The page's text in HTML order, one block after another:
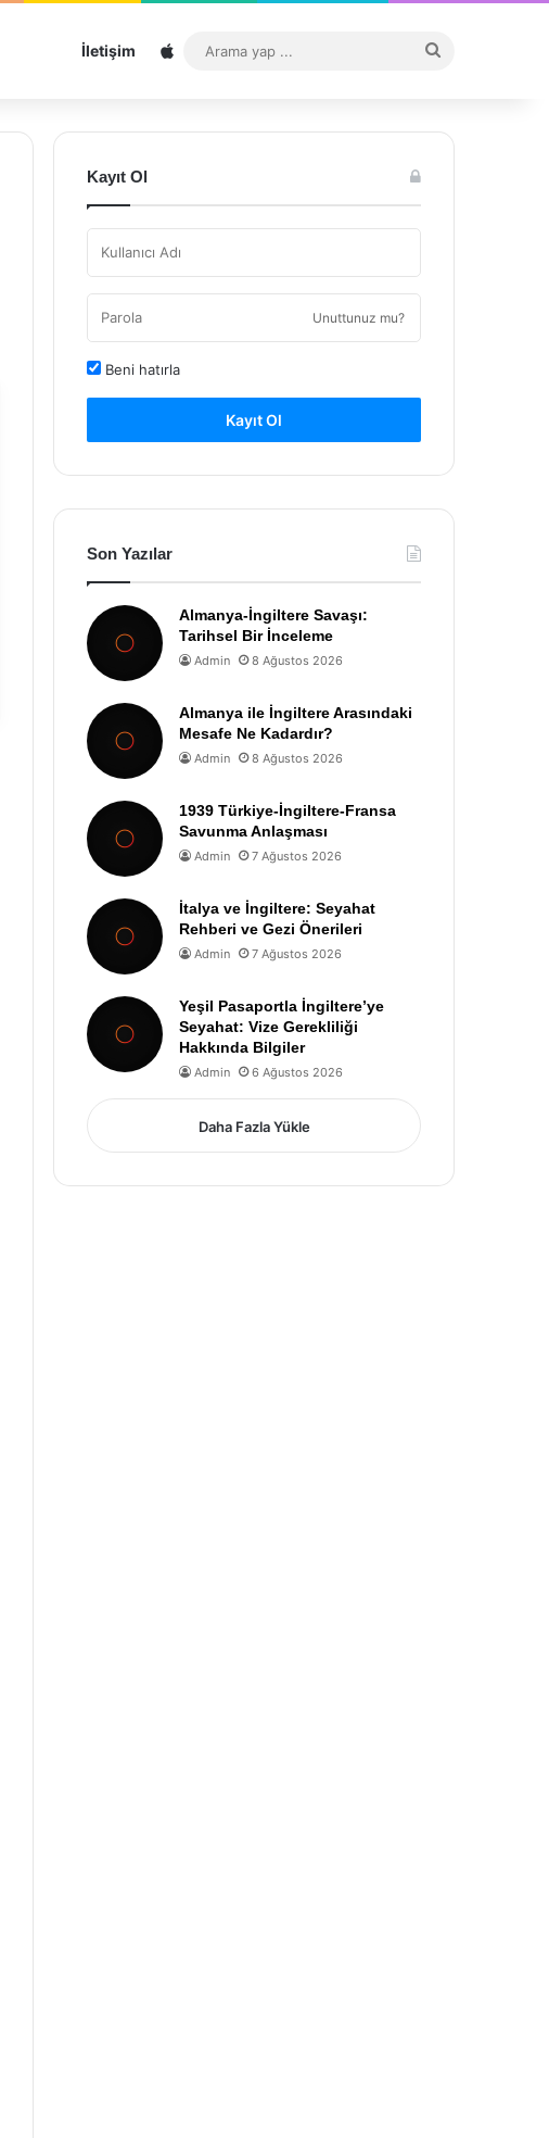
İletişim Sitemap
...
Kayıt Ol
Unuttunuz mu?
Beni hatırla
Kayıt Ol
Son Yazılar
Almanya-İngiltere Savaşı:
Tarihsel Bir İnceleme
Admin 8 Ağustos 2026
Almanya ile İngiltere Arasındaki
Mesafe Ne Kadardır?
Admin 8 Ağustos 2026
1939 Türkiye-İngiltere-Fransa
Savunma Anlaşması
Admin 7 Ağustos 2026
İtalya ve İngiltere: Seyahat
Rehberi ve Gezi Önerileri
Admin 7 Ağustos 2026
Yeşil Pasaportla İngiltere’ye
Seyahat: Vize Gerekliliği
Hakkında Bilgiler
Admin 6 Ağustos 2026
Daha Fazla Yükle